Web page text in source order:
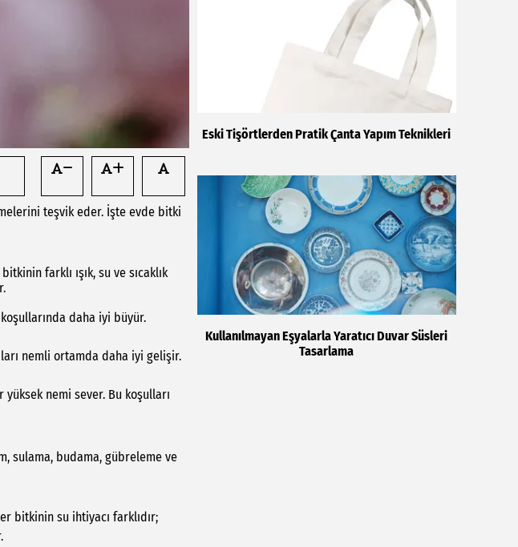
teşvik eder. İşte evde bitki
farklı ışık, su ve sıcaklık
koşullarında daha iyi büyür.
nemli ortamda daha iyi gelişir.
nemi sever. Bu koşulları
sulama, budama, gübreleme ve
bitkinin su ihtiyacı farklıdır;
Eski Tişörtlerden Pratik Çanta Yapım Teknikleri
Kullanılmayan Eşyalarla Yaratıcı Duvar Süsleri
Tasarlama